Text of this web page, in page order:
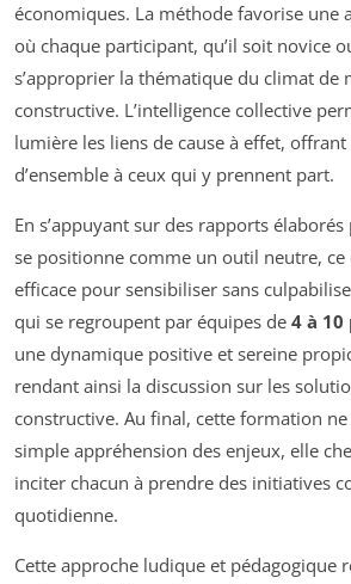
économiques. La méthode favorise une
où chaque participant, qu’il soit novice
s’approprier la thématique du climat de
constructive. L’intelligence collective
lumière les liens de cause à effet,
d’ensemble à ceux qui y prennent part.
En s’appuyant sur des rapports élaborés
se positionne comme un outil neutre,
efficace pour sensibiliser sans
qui se regroupent par équipes de 4 à 10
une dynamique positive et sereine
rendant ainsi la discussion sur les
constructive. Au final, cette formation
simple appréhension des enjeux, elle
inciter chacun à prendre des initiatives
quotidienne.
Cette approche ludique et pédagogique